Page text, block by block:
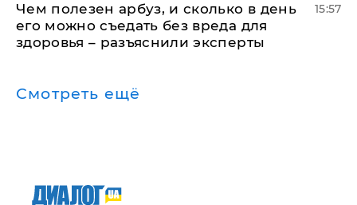
Чем полезен арбуз, и сколько в день
его можно съедать без вреда для
здоровья – разъяснили эксперты
15:57
Смотреть ещё